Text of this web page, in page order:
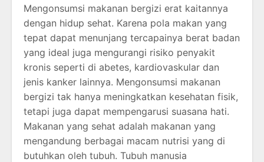
Mengonsumsi makanan bergizi erat kaitannya
dengan hidup sehat. Karena pola makan yang
tepat dapat menunjang tercapainya berat badan
yang ideal juga mengurangi risiko penyakit
kronis seperti di abetes, kardiovaskular dan
jenis kanker lainnya. Mengonsumsi makanan
bergizi tak hanya meningkatkan kesehatan fisik,
tetapi juga dapat mempengarusi suasana hati.
Makanan yang sehat adalah makanan yang
mengandung berbagai macam nutrisi yang di
butuhkan oleh tubuh. Tubuh manusia